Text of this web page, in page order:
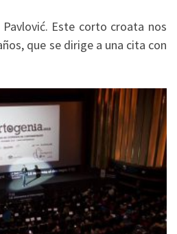
Este corto croata nos
que se dirige a una cita con